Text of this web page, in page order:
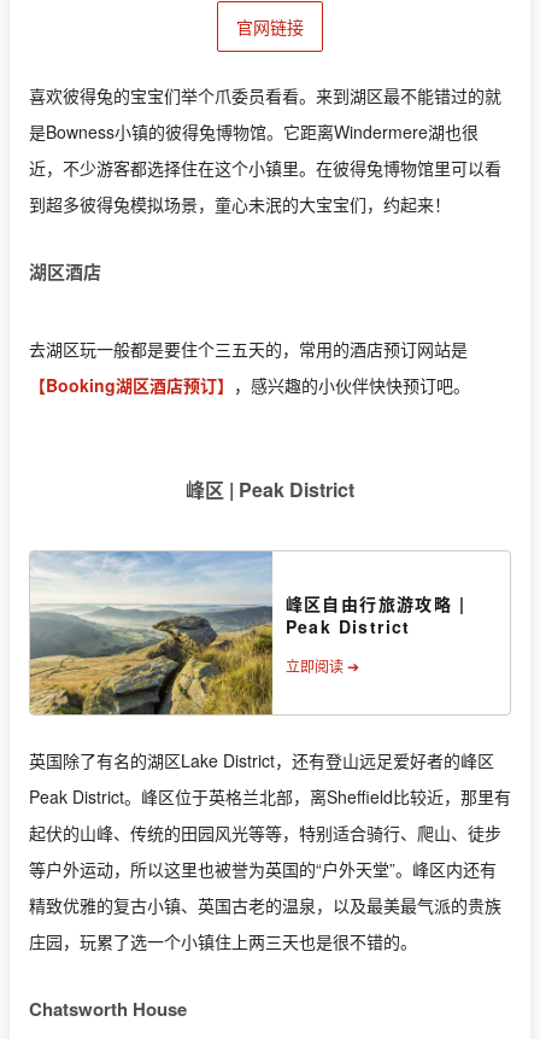
官网链接
喜欢彼得兔的宝宝们举个爪委员看看。来到湖区最不能错过的就
是Bowness小镇的彼得兔博物馆。它距离Windermere湖也很
近，不少游客都选择住在这个小镇里。在彼得兔博物馆里可以看
到超多彼得兔模拟场景，童心未泯的大宝宝们，约起来！
湖区酒店
去湖区玩一般都是要住个三五天的，常用的酒店预订网站是
【Booking湖区酒店预订】 ，感兴趣的小伙伴快快预订吧。
峰区 | Peak District
峰区自由行旅游攻略 |
Peak District
立即阅读 ➔
英国除了有名的湖区Lake District，还有登山远足爱好者的峰区
Peak District。峰区位于英格兰北部，离Sheffield比较近，那里有
起伏的山峰、传统的田园风光等等，特别适合骑行、爬山、徒步
等户外运动，所以这里也被誉为英国的“户外天堂”。峰区内还有
精致优雅的复古小镇、英国古老的温泉，以及最美最气派的贵族
庄园，玩累了选一个小镇住上两三天也是很不错的。
Chatsworth House